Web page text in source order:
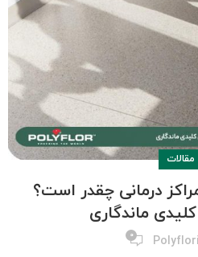
مقالات
درمانی چقدر است؟
ماندگاری
۰